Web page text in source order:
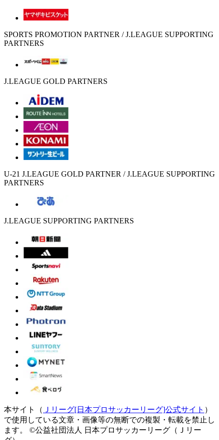
SPORTS PROMOTION PARTNER / J.LEAGUE SUPPORTING
PARTNERS
J.LEAGUE GOLD PARTNERS
U-21 J.LEAGUE GOLD PARTNER / J.LEAGUE SUPPORTING
PARTNERS
J.LEAGUE SUPPORTING PARTNERS
本サイト（ Ｊリーグ[日本プロサッカーリーグ]公式サイト ）
で使用している文章・画像等の無断での複製・転載を禁止し
ます。
©公益社団法人 日本プロサッカーリーグ（Ｊリー